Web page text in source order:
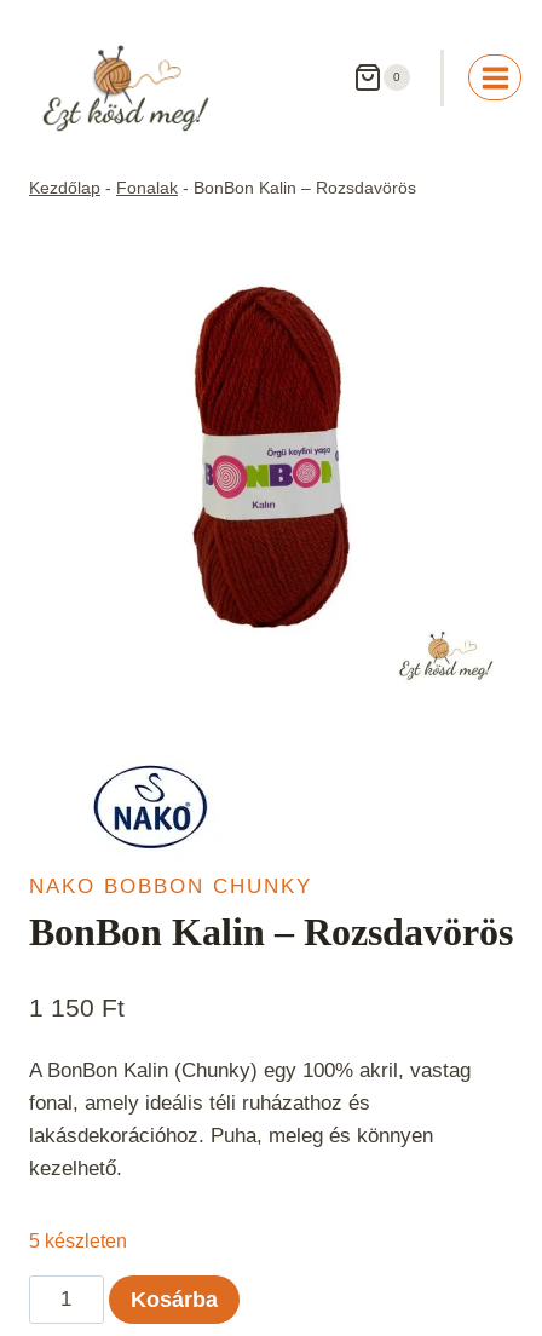
0
Kezdőlap - Fonalak - BonBon Kalin – Rozsdavörös
NAKO BOBBON CHUNKY
BonBon Kalin – Rozsdavörös
1 150 Ft
A BonBon Kalin (Chunky) egy 100% akril, vastag
fonal, amely ideális téli ruházathoz és
lakásdekorációhoz. Puha, meleg és könnyen
kezelhető.
5 készleten
BonBon
Kalin
Kosárba